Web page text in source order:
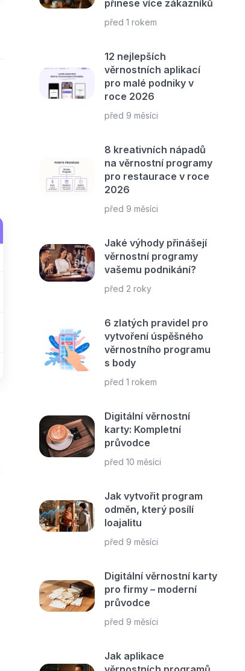
přinese více zákazníků
před 1 rokem
12 nejlepších
věrnostních aplikací
pro malé podniky v
roce 2026
před 9 měsíci
8 kreativních nápadů
na věrnostní programy
pro restaurace v roce
2026
před 9 měsíci
Jaké výhody přinášejí
věrnostní programy
vašemu podnikání?
před 2 roky
6 zlatých pravidel pro
vytvoření úspěšného
věrnostního programu
s body
před 1 rokem
Digitální věrnostní
karty: Kompletní
průvodce
před 10 měsíci
Jak vytvořit program
odměn, který posílí
loajalitu
před 9 měsíci
Digitální věrnostní karty
pro firmy – moderní
průvodce
před 9 měsíci
Jak aplikace